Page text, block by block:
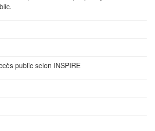
public selon INSPIRE